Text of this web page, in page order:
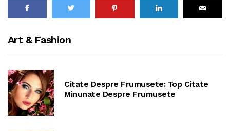
Art & Fashion
Citate Despre Frumusete: Top Citate
Minunate Despre Frumusete